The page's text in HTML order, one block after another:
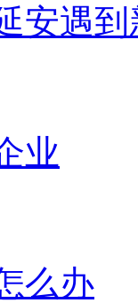
安遇
业
么办